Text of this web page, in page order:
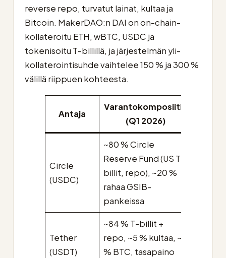
reverse repo, turvatut lainat, kultaa ja
Bitcoin. MakerDAO:n DAI on on-chain-
kollateroitu ETH, wBTC, USDC ja
tokenisoitu T-billillä, ja järjestelmän yli-
kollaterointisuhde vaihtelee 150 % ja 300 %
välillä riippuen kohteesta.
Antaja
Varantokomposiitio
(Q1 2026)
Circle
(USDC)
~80 % Circle
Reserve Fund (US T-
billit, repo), ~20 %
rahaa GSIB-
pankeissa
Tether
(USDT)
~84 % T-billit +
repo, ~5 % kultaa, ~3
% BTC, tasapaino